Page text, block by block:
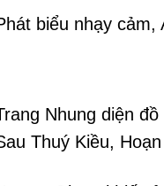
biểu nhạy cảm,
Nhung diện
Thuý Kiều,